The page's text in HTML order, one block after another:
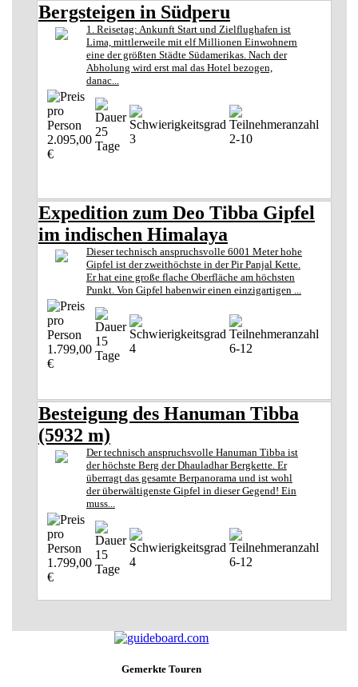
Bergsteigen in Südperu
1. Reisetag: Ankunft Start und Zielflughafen ist
Lima, mittlerweile mit elf Millionen Einwohnern
eine der größten Städte Südamerikas. Nach der
Abholung wird erst mal das Hotel bezogen,
danac...
2.095,00
€
25
Tage
3 2-10
Expedition zum Deo Tibba Gipfel
im indischen Himalaya
Dieser technisch anspruchsvolle 6001 Meter hohe
Gipfel ist der zweithöchste in der Pir Panjal Kette.
Er hat eine große flache Oberfläche am höchsten
Punkt. Von Gipfel habenwir einen einzigartigen ...
1.799,00
€
15
Tage
4 6-12
Besteigung des Hanuman Tibba
(5932 m)
Der technisch anspruchsvolle Hanuman Tibba ist
der höchste Berg der Dhauladhar Bergkette. Er
überragt das gesamte Berpanorama und ist wohl
der überwältigenste Gipfel in dieser Gegend! Ein
muss...
1.799,00
€
15
Tage
4 6-12
Gemerkte Touren